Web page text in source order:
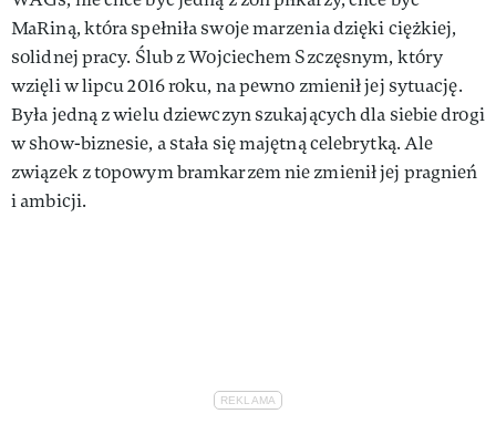
MaRiną, która spełniła swoje marzenia dzięki ciężkiej,
solidnej pracy. Ślub z Wojciechem Szczęsnym, który
wzięli w lipcu 2016 roku, na pewno zmienił jej sytuację.
Była jedną z wielu dziewczyn szukających dla siebie drogi
w show-biznesie, a stała się majętną celebrytką. Ale
związek z topowym bramkarzem nie zmienił jej pragnień
i ambicji.